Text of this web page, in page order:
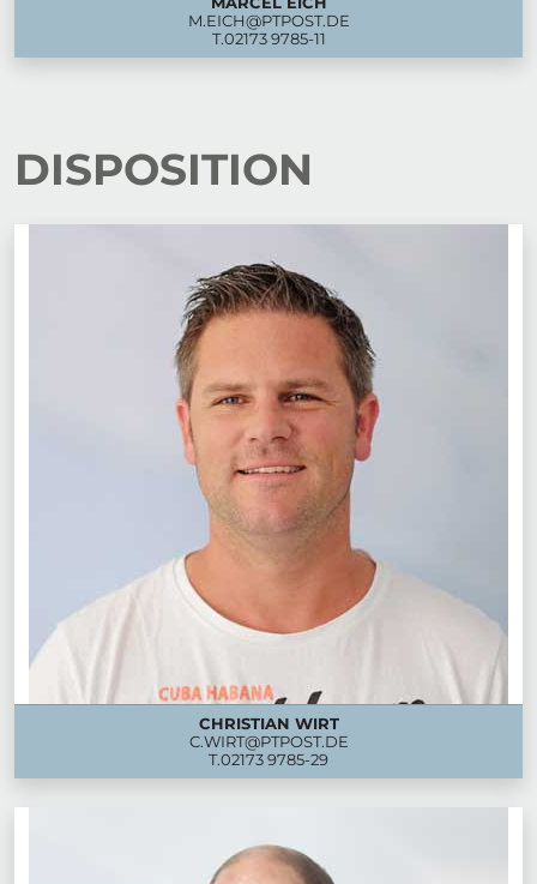
M.EICH@PTPOST.DE
T.02173 9785-11
DISPOSITION
CHRISTIAN WIRT
C.WIRT@PTPOST.DE
T.02173 9785-29